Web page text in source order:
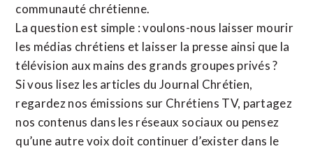
communauté chrétienne.
La question est simple : voulons-nous laisser mourir
les médias chrétiens et laisser la presse ainsi que la
télévision aux mains des grands groupes privés ?
Si vous lisez les articles du Journal Chrétien,
regardez nos émissions sur Chrétiens TV, partagez
nos contenus dans les réseaux sociaux ou pensez
qu’une autre voix doit continuer d’exister dans le